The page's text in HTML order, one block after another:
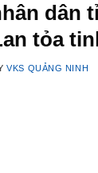
dân
tỏa
VKS QUẢNG NINH